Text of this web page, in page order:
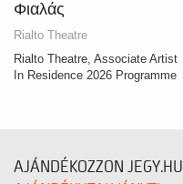
Φιαλάς
Rialto Theatre
Rialto Theatre, Associate Artist
In Residence 2026 Programme
AJÁNDÉKOZZON JEGY.HU